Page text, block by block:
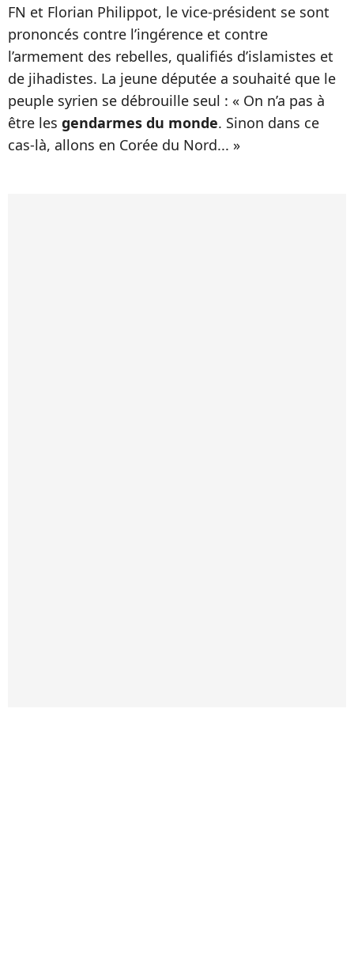
FN et Florian Philippot, le vice-président se sont
prononcés contre l’ingérence et contre
l’armement des rebelles, qualifiés d’islamistes et
de jihadistes. La jeune députée a souhaité que le
peuple syrien se débrouille seul : « On n’a pas à
être les gendarmes du monde. Sinon dans ce
cas-là, allons en Corée du Nord... »